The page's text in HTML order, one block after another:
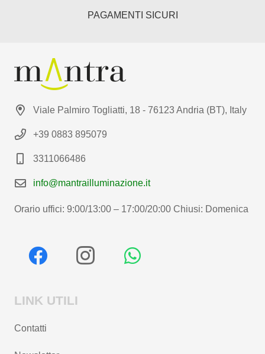
PAGAMENTI SICURI
Viale Palmiro Togliatti, 18 - 76123 Andria (BT), Italy
+39 0883 895079
3311066486
info@mantrailluminazione.it
Orario uffici: 9:00/13:00 – 17:00/20:00 Chiusi: Domenica
LINK UTILI
Contatti